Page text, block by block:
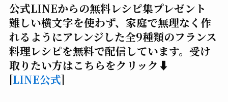
公式LINEからの無料レシピ集プレゼント
難しい横文字を使わず、家庭で無理なく作
れるようにアレンジした全9種類のフランス
料理レシピを無料で配信しています。受け
取りたい方はこちらをクリック⬇️
[LINE公式]